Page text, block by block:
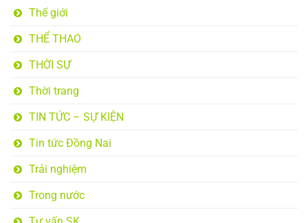
Thế giới
THỂ THAO
THỜI SỰ
Thời trang
TIN TỨC – SỰ KIỆN
Tin tức Đồng Nai
Trải nghiệm
Trong nước